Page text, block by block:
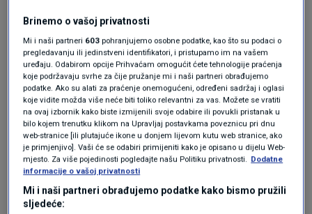
milijuna eura.
Prvi od navedenih programa sadrži tri mjere -
potporu za obnovu narušenog proizvodnog
potencijala u sektoru mesnog govedarstva (15
milijuna eura po godini provedbe), potporu za
obnovu narušenog proizvodnog potencijala u
sektoru svinjogojstva (10 milijuna eura po
godini provedbe) te potporu za obnovu
narušenog proizvodnog potencijala u sektoru
Brinemo o vašoj privatnosti
Mi i naši partneri 603 pohranjujemo osobne podatke, kao što su podaci o
pregledavanju ili jedinstveni identifikatori, i pristupamo im na vašem
uređaju. Odabirom opcije Prihvaćam omogućit ćete tehnologije praćenja
koje podržavaju svrhe za čije pružanje mi i naši partneri obrađujemo
podatke. Ako su alati za praćenje onemogućeni, određeni sadržaj i oglasi
koje vidite možda više neće biti toliko relevantni za vas. Možete se vratiti
na ovaj izbornik kako biste izmijenili svoje odabire ili povukli pristanak u
bilo kojem trenutku klikom na Upravljaj postavkama poveznicu pri dnu
web-stranice [ili plutajuće ikone u donjem lijevom kutu web stranice, ako
je primjenjivo]. Vaši će se odabiri primijeniti kako je opisano u dijelu Web-
mjesto. Za više pojedinosti pogledajte našu Politiku privatnosti. Dodatne
informacije o vašoj privatnosti
Mi i naši partneri obrađujemo podatke kako bismo pružili
sljedeće: